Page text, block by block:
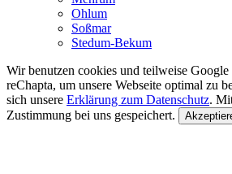
Ohlum
Soßmar
Stedum-Bekum
Wir benutzen cookies und teilweise
reChapta, um unsere Webseite optimal zu
sich unsere Erklärung zum Datenschutz.
Zustimmung bei uns gespeichert.